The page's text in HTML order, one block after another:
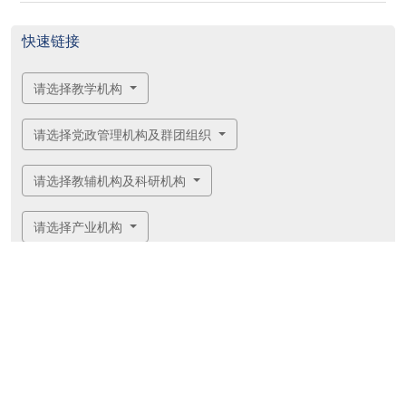
快速链接
请选择教学机构
请选择党政管理机构及群团组织
请选择教辅机构及科研机构
请选择产业机构